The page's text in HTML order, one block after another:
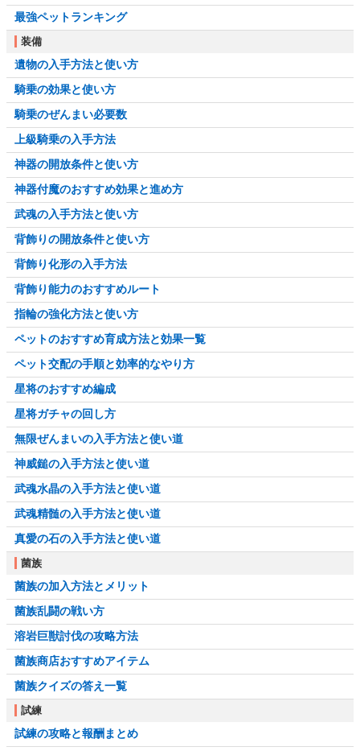
最強ペットランキング
装備
遺物の入手方法と使い方
騎乗の効果と使い方
騎乗のぜんまい必要数
上級騎乗の入手方法
神器の開放条件と使い方
神器付魔のおすすめ効果と進め方
武魂の入手方法と使い方
背飾りの開放条件と使い方
背飾り化形の入手方法
背飾り能力のおすすめルート
指輪の強化方法と使い方
ペットのおすすめ育成方法と効果一覧
ペット交配の手順と効率的なやり方
星将のおすすめ編成
星将ガチャの回し方
無限ぜんまいの入手方法と使い道
神威鎚の入手方法と使い道
武魂水晶の入手方法と使い道
武魂精髄の入手方法と使い道
真愛の石の入手方法と使い道
菌族
菌族の加入方法とメリット
菌族乱闘の戦い方
溶岩巨獣討伐の攻略方法
菌族商店おすすめアイテム
菌族クイズの答え一覧
試練
試練の攻略と報酬まとめ